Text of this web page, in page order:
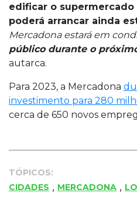
edificar o supermercado
poderá arrancar ainda
Mercadona estará em
público durante o
autarca.
Para 2023, a Mercadona
investimento para 280
cerca de 650 novos
TÓPICOS:
CIDADES , MERCADONA ,